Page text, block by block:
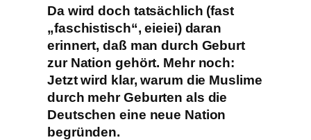
Da wird doch tatsächlich (fast
„faschistisch“, eieiei) daran
erinnert, daß man durch Geburt
zur Nation gehört. Mehr noch:
Jetzt wird klar, warum die Muslime
durch mehr Geburten als die
Deutschen eine neue Nation
begründen.